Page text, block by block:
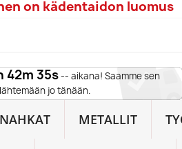
on kädentaidon luomus
42m 34s-- aikana! Saamme sen
lähtemään jo tänään.
NAHKAT METALLIT